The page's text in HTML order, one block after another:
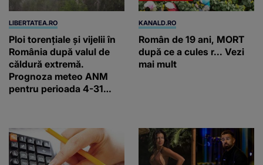
LIBERTATEA.RO
Ploi torențiale și vijelii în
România după valul de
căldură extremă.
Prognoza meteo ANM
pentru perioada 4-31
KANALD.RO
Român de 19 ani, MORT
după ce a cules r... Vezi
mai mult